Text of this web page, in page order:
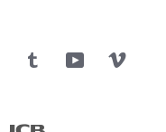
InstagramTumblr YouTube
American